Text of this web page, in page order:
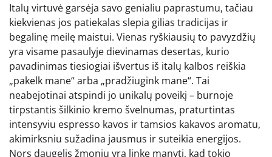
Italų virtuvė garsėja savo genialiu paprastumu, tačiau
kiekvienas jos patiekalas slepia gilias tradicijas ir
begalinę meilę maistui. Vienas ryškiausių to pavyzdžių
yra visame pasaulyje dievinamas desertas, kurio
pavadinimas tiesiogiai išvertus iš italų kalbos reiškia
„pakelk mane“ arba „pradžiugink mane“. Tai
neabejotinai atspindi jo unikalų poveikį – burnoje
tirpstantis šilkinio kremo švelnumas, praturtintas
intensyviu espresso kavos ir tamsios kakavos aromatu,
akimirksniu sužadina jausmus ir suteikia energijos.
Nors daugelis žmonių yra linkę manyti, kad tokio